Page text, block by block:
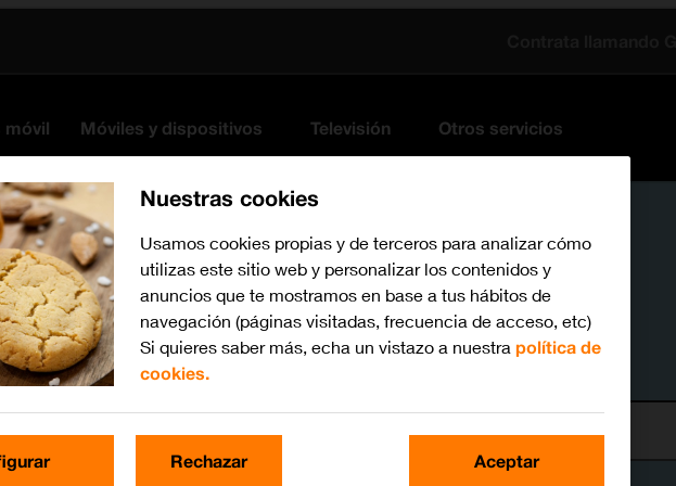
móvil Móviles y dispositivos Televisión Otros servicios
Nuestras cookies
Usamos cookies propias y de terceros para analizar cómo
utilizas este sitio web y personalizar los contenidos y
anuncios que te mostramos en base a tus hábitos de
navegación (páginas visitadas, frecuencia de acceso, etc)
Si quieres saber más, echa un vistazo a nuestra política de
cookies.
Rechazar Aceptar